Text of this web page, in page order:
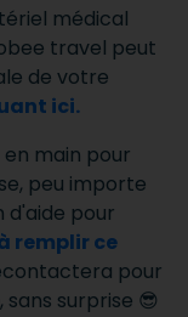
médical
travel peut
de votre
ici.
main pour
peu importe
d'aide pour
remplir ce
pour
, sans surprise 😎